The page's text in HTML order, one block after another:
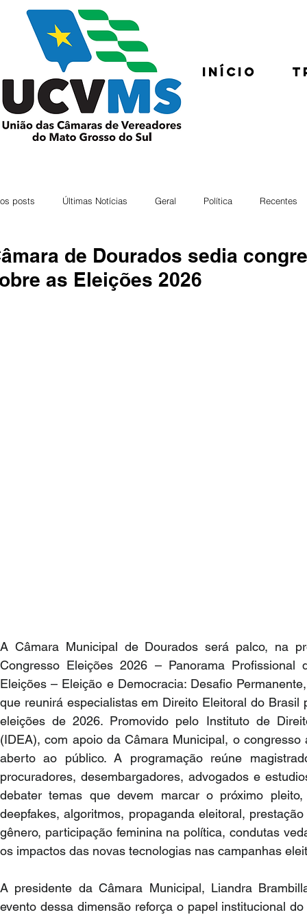
Início
posts Últimas Notícias Geral Política Recentes
de Dourados sedia
as Eleições 2026
A Câmara Municipal de Dourados será palco, na
Congresso Eleições 2026 – Panorama Profissional
Eleições – Eleição e Democracia: Desafio
que reunirá especialistas em Direito Eleitoral do Brasil
eleições de 2026. Promovido pelo Instituto de
(IDEA), com apoio da Câmara Municipal, o
aberto ao público. A programação reúne
procuradores, desembargadores, advogados e
debater temas que devem marcar o próximo
deepfakes, algoritmos, propaganda eleitoral,
gênero, participação feminina na política, condutas
os impactos das novas tecnologias nas campanhas
A presidente da Câmara Municipal, Liandra
evento dessa dimensão reforça o papel institucional